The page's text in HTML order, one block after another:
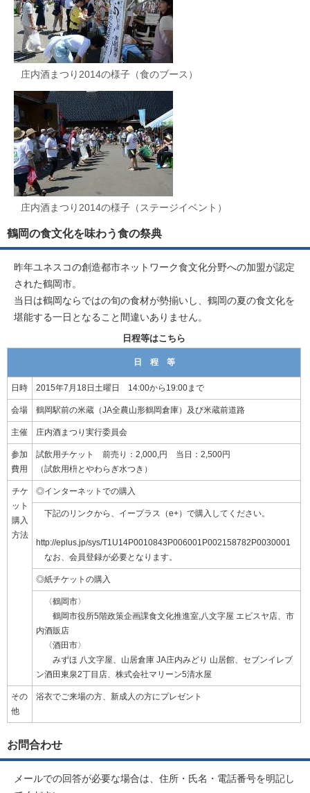
庄内酒まつり2014の様子（食のブース）
庄内酒まつり2014の様子（ステージイベント）
鶴岡の食文化を味わう食の祭典
昨年ユネスコの創造都市ネットワーク食文化分野への加盟が認定
された鶴岡市。
当日は鶴岡ならではの旬の食材が勢揃いし、鶴岡の夏の食文化を
堪能する一日となること間違いありません。
日程等はこちら
日 程 等
日時 2015年7月18日土曜日 14:00から19:00まで
会場 鶴岡駅前の米蔵（JA全農山形鶴岡倉庫）及び米蔵前道路
主催 庄内酒まつり実行委員会
参加
費用
試飲用チケット 前売り：2,000,円 当日：2,500円
（試飲用枡とやわらぎ水つき）
チケ
ット
購入
方法
◎インターネットでの購入
下記のリンクから、イープラス（e+）で購入してください。
http://eplus.jp/sys/T1U14P0010843P006001P002158782P0030001
なお、会員登録が必要となります。
◎紙チケットの購入
〈鶴岡市〉
鶴岡市役所5階政策企画課食文化推進室,八文字屋 エビスヤ店、市
内酒販店
〈酒田市〉
みずほ 八文字屋、山居倉庫 JA庄内みどり 山居館、セブンイレブ
ン酒田東泉2丁目店、株式会社マリーン5清水屋
その
他
浴衣でご来場の方、新成人の方にプレゼント
お問合わせ
メールでの回答が必要な場合は、住所・氏名・電話番号を明記し